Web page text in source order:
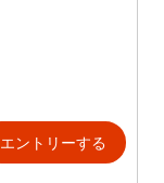
エントリーする